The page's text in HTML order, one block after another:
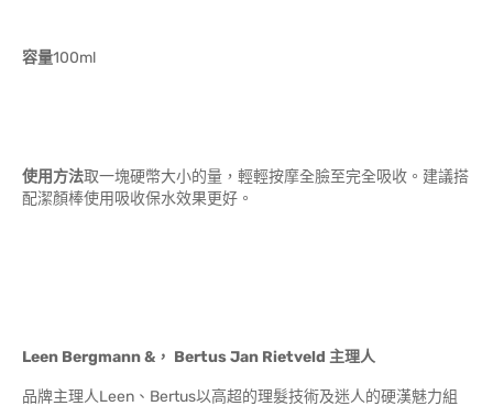
容量100ml
使用方法取一塊硬幣大小的量，輕輕按摩全臉至完全吸收。建議搭
配潔顏棒使用吸收保水效果更好。
Leen Bergmann &， Bertus Jan Rietveld 主理人
品牌主理人Leen、Bertus以高超的理髮技術及迷人的硬漢魅力組